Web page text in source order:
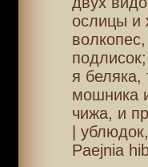
ослицы и
я беляка,
мошника
чижа, и
|
Paejnia